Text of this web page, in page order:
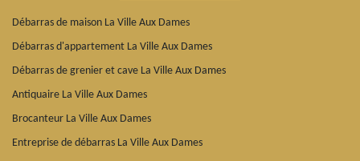
Débarras de maison La Ville Aux Dames
Débarras d'appartement La Ville Aux Dames
Débarras de grenier et cave La Ville Aux Dames
Antiquaire La Ville Aux Dames
Brocanteur La Ville Aux Dames
Entreprise de débarras La Ville Aux Dames